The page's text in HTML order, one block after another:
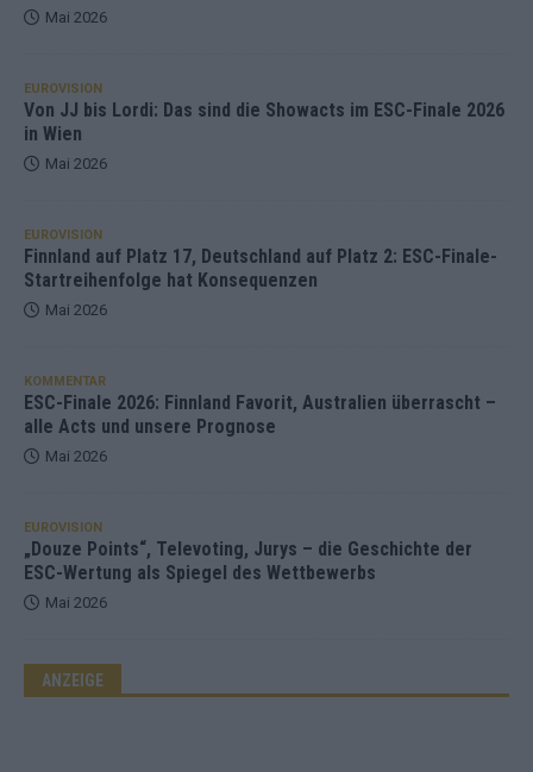
Mai 2026
EUROVISION
Von JJ bis Lordi: Das sind die Showacts im ESC-Finale 2026
in Wien
Mai 2026
EUROVISION
Finnland auf Platz 17, Deutschland auf Platz 2: ESC-Finale-
Startreihenfolge hat Konsequenzen
Mai 2026
KOMMENTAR
ESC-Finale 2026: Finnland Favorit, Australien überrascht –
alle Acts und unsere Prognose
Mai 2026
EUROVISION
„Douze Points“, Televoting, Jurys – die Geschichte der
ESC-Wertung als Spiegel des Wettbewerbs
Mai 2026
ANZEIGE